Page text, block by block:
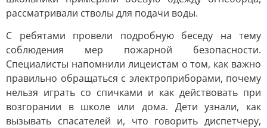
рассматривали стволы для подачи воды.
С ребятами провели подробную беседу на тему
соблюдения мер пожарной безопасности.
Специалисты напомнили лицеистам о том, как важно
правильно обращаться с электроприборами, почему
нельзя играть со спичками и как действовать при
возгорании в школе или дома. Дети узнали, как
вызывать спасателей и, что говорить диспетчеру,